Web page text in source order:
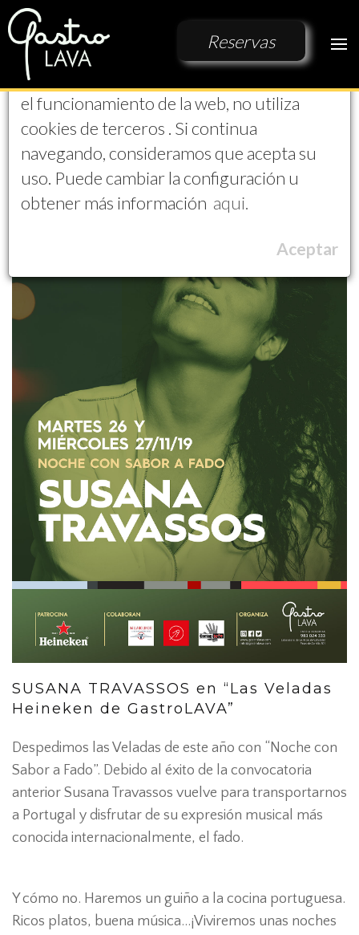
EL PROYECTO
VIDEOS
Reservas
Aviso de Cookies
Esta Web solo utiliza cookies propias para
el funcionamiento de la web, no utiliza
cookies de terceros . Si continua
navegando, consideramos que acepta su
uso. Puede cambiar la configuración u
obtener más información aqui.
Aceptar
SUSANA TRAVASSOS en “Las Veladas
Heineken de GastroLAVA”
Despedimos las Veladas de este año con “Noche con
Sabor a Fado”. Debido al éxito de la convocatoria
anterior Susana Travassos vuelve para transportarnos
a Portugal y disfrutar de su expresión musical más
conocida internacionalmente, el fado.
Y cómo no. Haremos un guiño a la cocina portuguesa.
Ricos platos, buena música...¡Viviremos unas noches